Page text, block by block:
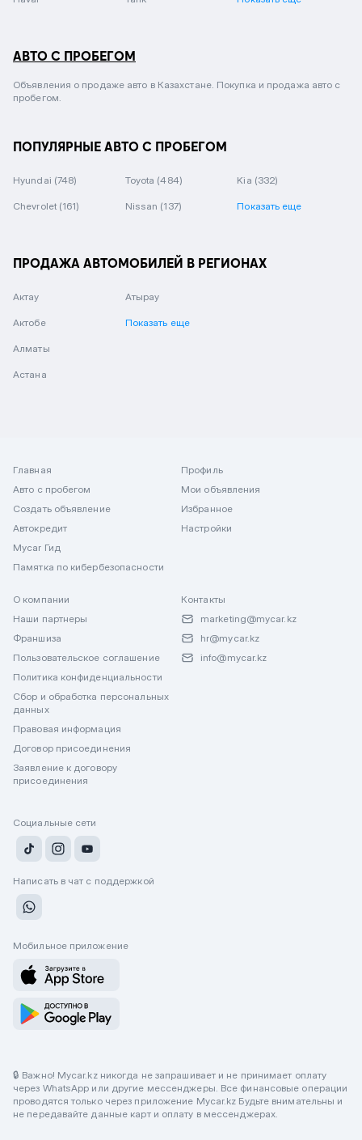
АВТО С ПРОБЕГОМ
Объявления о продаже авто в Казахстане. Покупка и продажа авто с
пробегом.
ПОПУЛЯРНЫЕ АВТО С ПРОБЕГОМ
Hyundai (748) Toyota (484) Kia (332)
Chevrolet (161) Nissan (137) Показать еще
ПРОДАЖА АВТОМОБИЛЕЙ В РЕГИОНАХ
Актау
Актобе
Алматы
Астана
Атырау
Показать еще
Главная
Авто с пробегом
Создать объявление
Автокредит
Mycar Гид
Памятка по кибербезопасности
Профиль
Мои объявления
Избранное
Настройки
О компании
Наши партнеры
Франшиза
Пользовательское соглашение
Политика конфиденциальности
Сбор и обработка персональных
данных
Правовая информация
Договор присоединения
Заявление к договору
присоединения
Контакты
marketing@mycar.kz
hr@mycar.kz
info@mycar.kz
Социальные сети
Написать в чат с поддержкой
Мобильное приложение
🔒 Важно! Mycar.kz никогда не запрашивает и не принимает оплату
через WhatsApp или другие мессенджеры. Все финансовые операции
проводятся только через приложение Mycar.kz Будьте внимательны и
не передавайте данные карт и оплату в мессенджерах.